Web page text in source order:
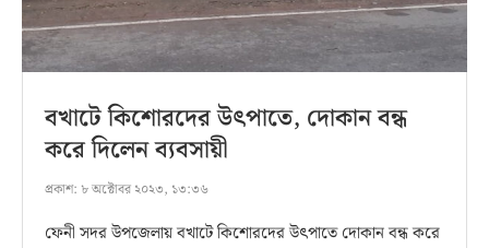
বখাটে কিশোরদের উৎপাতে, দোকান বন্ধ
করে দিলেন ব্যবসায়ী
প্রকাশ: ৮ অক্টোবর ২০২৩, ১৩:৩৬
ফেনী সদর উপজেলায় বখাটে কিশোরদের উৎপাতে দোকান বন্ধ করে